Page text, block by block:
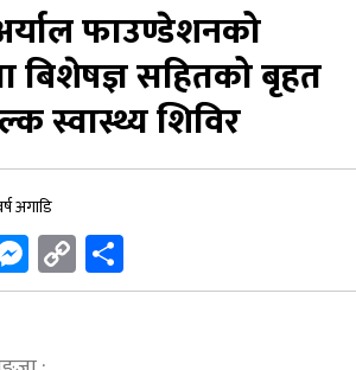
फाउण्डेशनको
बिशेषज्ञ सहितको बृहत
स्वास्थ्य शिविर
अगाडि
Messenger
Copy
Link